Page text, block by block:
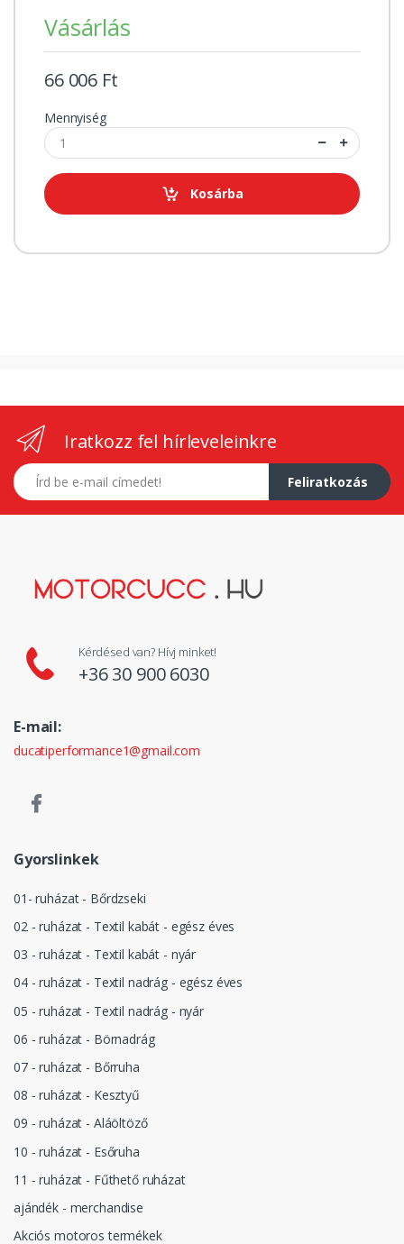
Vásárlás
66 006 Ft
Mennyiség
Kosárba
Iratkozz fel hírleveleinkre
E-mail címed
Feliratkozás
Kérdésed van? Hívj minket!
+36 30 900 6030
E-mail:
ducatiperformance1@gmail.com
Gyorslinkek
01- ruházat - Bőrdzseki
02 - ruházat - Textil kabát - egész éves
03 - ruházat - Textil kabát - nyár
04 - ruházat - Textil nadrág - egész éves
05 - ruházat - Textil nadrág - nyár
06 - ruházat - Börnadrág
07 - ruházat - Bőrruha
08 - ruházat - Kesztyű
09 - ruházat - Aláöltöző
10 - ruházat - Esőruha
11 - ruházat - Fűthető ruházat
ajándék - merchandise
Akciós motoros termékek